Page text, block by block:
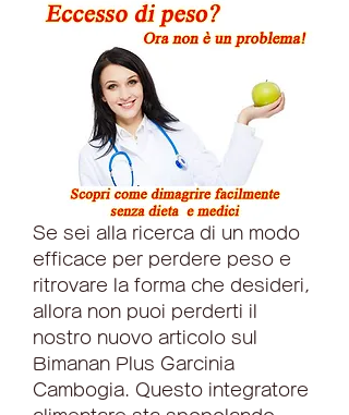
Se sei alla ricerca di un modo
efficace per perdere peso e
ritrovare la forma che desideri,
allora non puoi perderti il
nostro nuovo articolo sul
Bimanan Plus Garcinia
Cambogia. Questo integratore